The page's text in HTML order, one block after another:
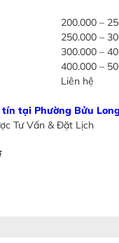
200.000 –
250.000 –
300.000 –
400.000 –
Liên hệ
tại Phường Bửu
Tư Vấn & Đặt Lịch